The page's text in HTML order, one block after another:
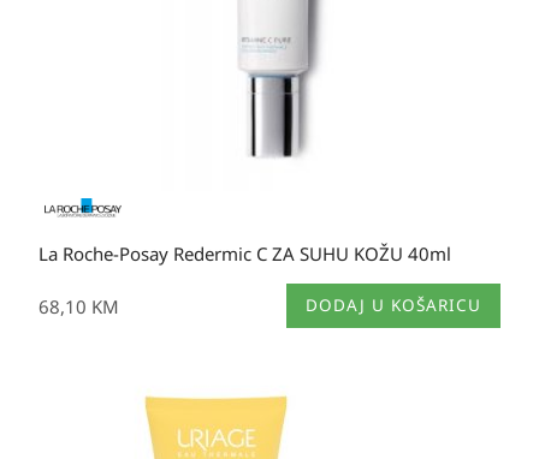
La Roche-Posay Redermic C ZA SUHU KOŽU 40ml
68,10 KM DODAJ U KOŠARICU